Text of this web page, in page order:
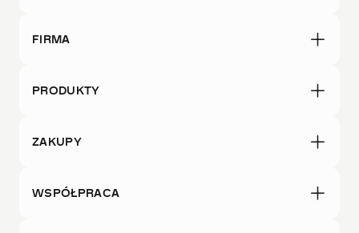
FIRMA
PRODUKTY
ZAKUPY
WSPÓŁPRACA